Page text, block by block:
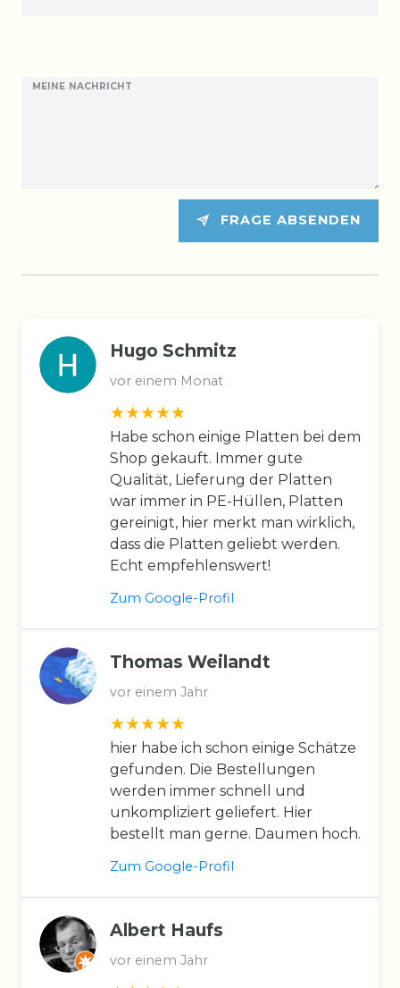
MEINE NACHRICHT
FRAGE ABSENDEN
Hugo Schmitz
vor einem Monat
Habe schon einige Platten bei dem
Shop gekauft. Immer gute
Qualität, Lieferung der Platten
war immer in PE-Hüllen, Platten
gereinigt, hier merkt man wirklich,
dass die Platten geliebt werden.
Echt empfehlenswert!
Zum Google-Profil
Thomas Weilandt
vor einem Jahr
hier habe ich schon einige Schätze
gefunden. Die Bestellungen
werden immer schnell und
unkompliziert geliefert. Hier
bestellt man gerne. Daumen hoch.
Zum Google-Profil
Albert Haufs
vor einem Jahr